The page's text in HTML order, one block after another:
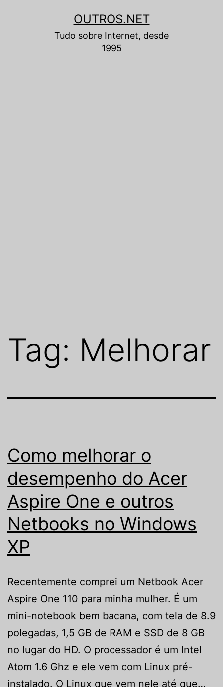
OUTROS.NET
Tudo sobre Internet, desde
1995
Tag: Melhorar
Como melhorar o
desempenho do Acer
Aspire One e outros
Netbooks no Windows
XP
Recentemente comprei um Netbook Acer
Aspire One 110 para minha mulher. É um
mini-notebook bem bacana, com tela de 8.9
polegadas, 1,5 GB de RAM e SSD de 8 GB
no lugar do HD. O processador é um Intel
Atom 1.6 Ghz e ele vem com Linux pré-
instalado. O Linux que vem nele até que…